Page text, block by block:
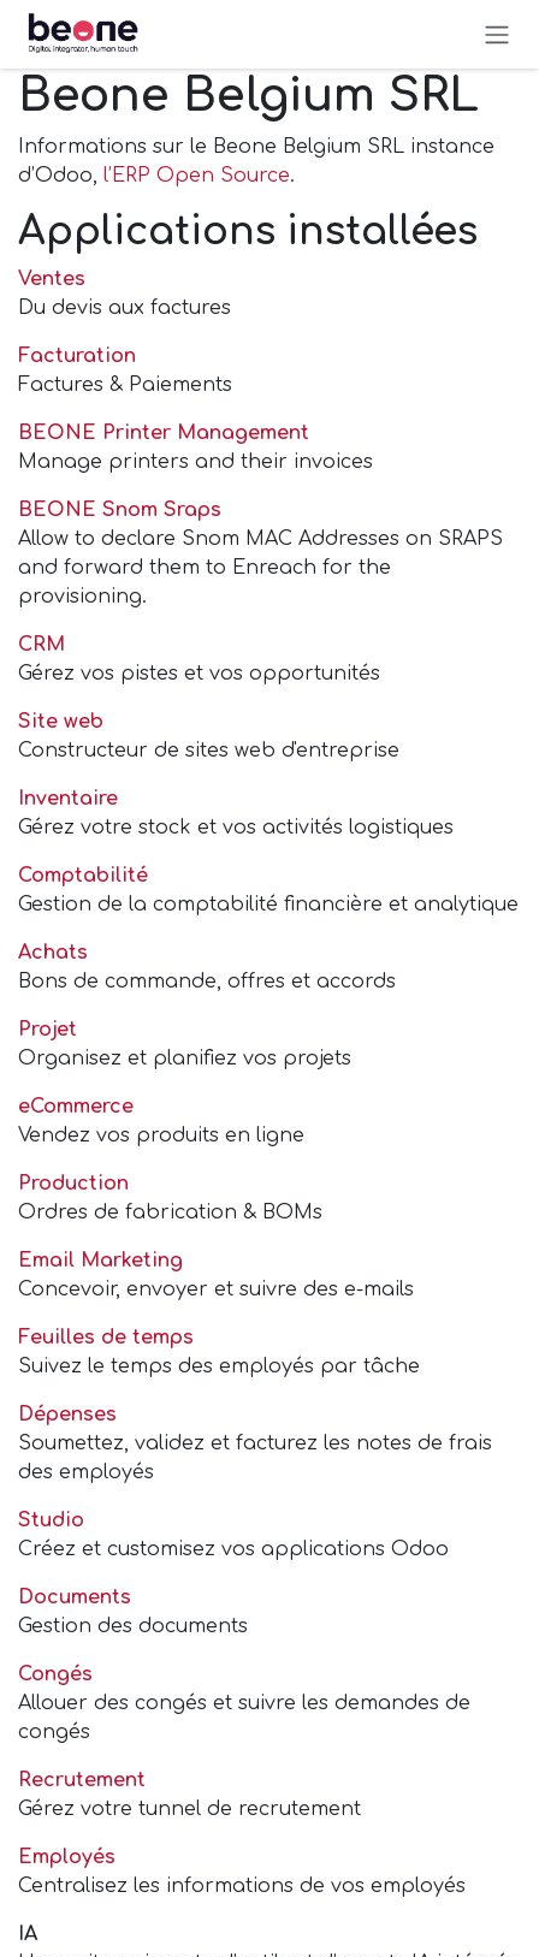
Se rendre au contenu
Beone Belgium SRL
Informations sur le Beone Belgium SRL instance
d’Odoo, l’ERP Open Source.
Applications installées
Ventes
Du devis aux factures
Facturation
Factures & Paiements
BEONE Printer Management
Manage printers and their invoices
BEONE Snom Sraps
Allow to declare Snom MAC Addresses on SRAPS
and forward them to Enreach for the
provisioning.
CRM
Gérez vos pistes et vos opportunités
Site web
Constructeur de sites web d'entreprise
Inventaire
Gérez votre stock et vos activités logistiques
Comptabilité
Gestion de la comptabilité financière et analytique
Achats
Bons de commande, offres et accords
Projet
Organisez et planifiez vos projets
eCommerce
Vendez vos produits en ligne
Production
Ordres de fabrication & BOMs
Email Marketing
Concevoir, envoyer et suivre des e-mails
Feuilles de temps
Suivez le temps des employés par tâche
Dépenses
Soumettez, validez et facturez les notes de frais
des employés
Studio
Créez et customisez vos applications Odoo
Documents
Gestion des documents
Congés
Allouer des congés et suivre les demandes de
congés
Recrutement
Gérez votre tunnel de recrutement
Employés
Centralisez les informations de vos employés
IA